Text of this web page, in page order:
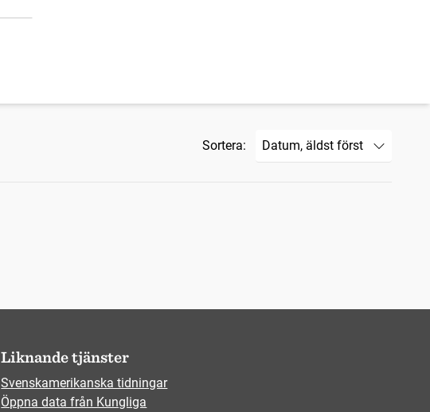
Sortera:
Liknande tjänster
Svenskamerikanska tidningar
Öppna data från Kungliga